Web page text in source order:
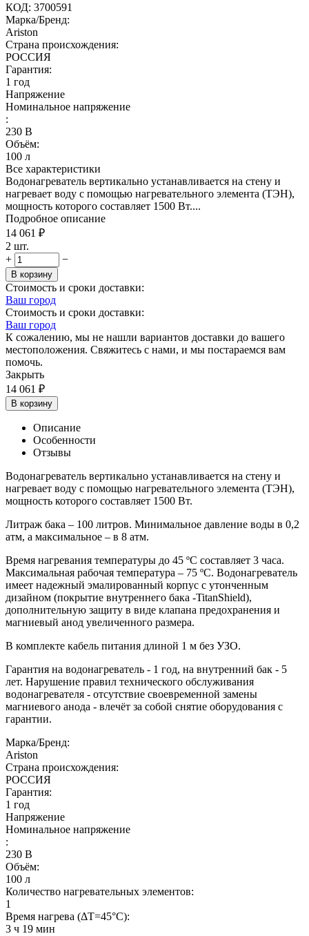
КОД: 3700591
Марка/Бренд:
Ariston
Страна происхождения:
РОССИЯ
Гарантия:
1 год
Напряжение
Номинальное напряжение
:
230 В
Объём:
100 л
Все характеристики
Водонагреватель вертикально устанавливается на стену и
нагревает воду с помощью нагревательного элемента (ТЭН),
мощность которого составляет 1500 Вт....
Подробное описание
14 061 ₽
2 шт.
+
−
В корзину
Стоимость и сроки доставки:
Ваш город
Стоимость и сроки доставки:
Ваш город
К сожалению, мы не нашли вариантов доставки до вашего
местоположения. Свяжитесь с нами, и мы постараемся вам
помочь.
Закрыть
14 061 ₽
В корзину
Описание
Особенности
Отзывы
Водонагреватель вертикально устанавливается на стену и
нагревает воду с помощью нагревательного элемента (ТЭН),
мощность которого составляет 1500 Вт.
Литраж бака – 100 литров. Минимальное давление воды в 0,2
атм, а максимальное – в 8 атм.
Время нагревания температуры до 45 ºС составляет 3 часа.
Максимальная рабочая температура – 75 ºС. Водонагреватель
имеет надежный эмалированный корпус с утонченным
дизайном (покрытие внутреннего бака -TitanShield),
дополнительную защиту в виде клапана предохранения и
магниевый анод увеличенного размера.
В комплекте кабель питания длиной 1 м без УЗО.
Гарантия на водонагреватель - 1 год, на внутренний бак - 5
лет. Нарушение правил технического обслуживания
водонагревателя - отсутствие своевременной замены
магниевого анода - влечёт за собой снятие оборудования с
гарантии.
Марка/Бренд:
Ariston
Страна происхождения:
РОССИЯ
Гарантия:
1 год
Напряжение
Номинальное напряжение
:
230 В
Объём:
100 л
Количество нагревательных элементов:
1
Время нагрева (ΔT=45°С):
3 ч 19 мин